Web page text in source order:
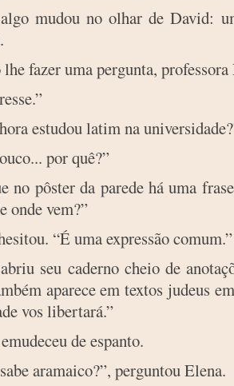
mudou no olhar de David:
lhe fazer uma pergunta, professora
estudou latim na
por quê?”
no pôster da parede há uma
onde vem?”
“É uma expressão comum.”
seu caderno cheio de
aparece em textos judeus
vos libertará.”
de espanto.
aramaico?”, perguntou Elena.